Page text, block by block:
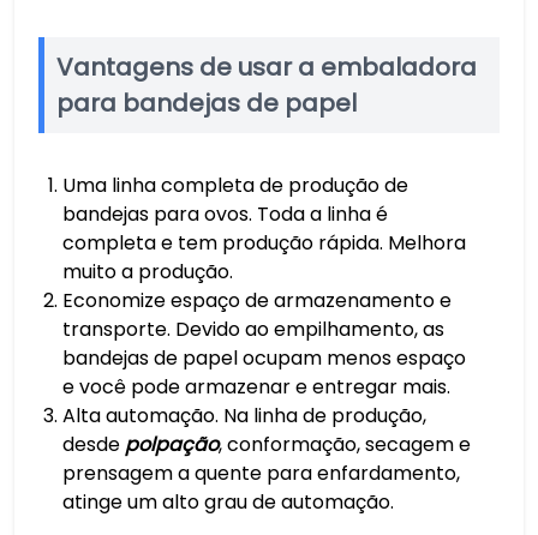
Vantagens de usar a embaladora
para bandejas de papel
Uma linha completa de produção de
bandejas para ovos. Toda a linha é
completa e tem produção rápida. Melhora
muito a produção.
Economize espaço de armazenamento e
transporte. Devido ao empilhamento, as
bandejas de papel ocupam menos espaço
e você pode armazenar e entregar mais.
Alta automação. Na linha de produção,
desde polpação, conformação, secagem e
prensagem a quente para enfardamento,
atinge um alto grau de automação.